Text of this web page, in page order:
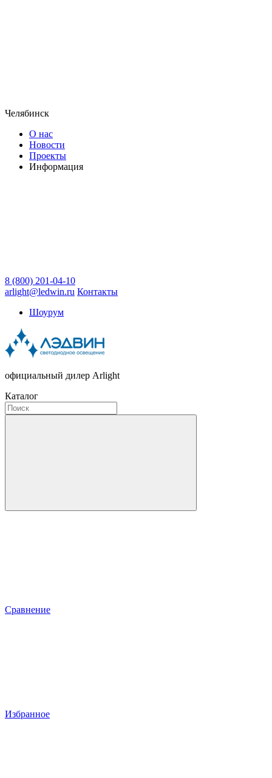
Челябинск
О нас
Новости
Проекты
Информация
8 (800) 201-04-10
arlight@ledwin.ru Контакты
Шоурум
официальный дилер Arlight
Каталог
Сравнение
Избранное